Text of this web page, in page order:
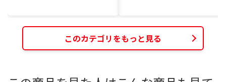
このカテゴリをもっと見る